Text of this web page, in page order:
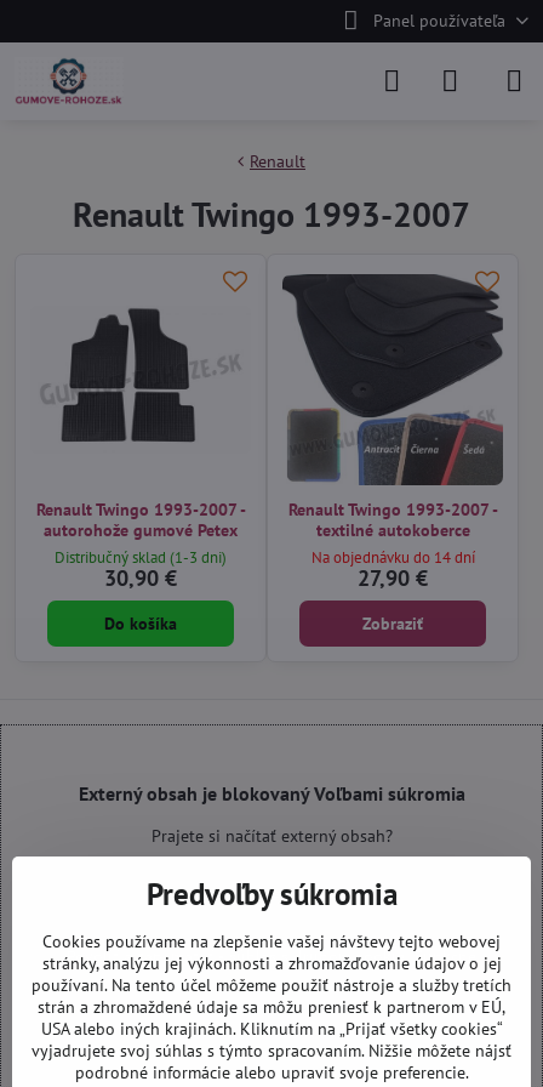
Panel používateľa
Renault
Renault Twingo 1993-2007
Renault Twingo 1993-2007 -
autorohože gumové Petex
Distribučný sklad (1-3 dni)
30,90 €
Do košíka
Renault Twingo 1993-2007 -
textilné autokoberce
Na objednávku do 14 dní
27,90 €
Zobraziť
Externý obsah je blokovaný Voľbami súkromia
Prajete si načítať externý obsah?
Povoliť tentokrát
Povoliť a zapamätať - súhlas s druhom cookie: Funkčné
Otvoriť obsah v novom okne
Predvoľby súkromia
Cookies používame na zlepšenie vašej návštevy tejto webovej
stránky, analýzu jej výkonnosti a zhromažďovanie údajov o jej
používaní. Na tento účel môžeme použiť nástroje a služby tretích
strán a zhromaždené údaje sa môžu preniesť k partnerom v EÚ,
USA alebo iných krajinách. Kliknutím na „Prijať všetky cookies“
vyjadrujete svoj súhlas s týmto spracovaním. Nižšie môžete nájsť
podrobné informácie alebo upraviť svoje preferencie.